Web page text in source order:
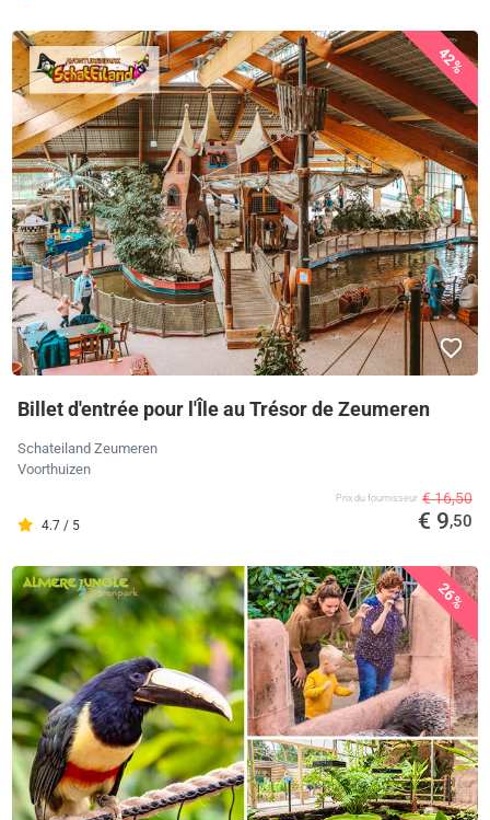
42%
Billet d'entrée pour l'Île au Trésor de Zeumeren
Schateiland Zeumeren
Voorthuizen
4.7 / 5
Prix ​​du fournisseur € 16,50
€ 9,50
26%